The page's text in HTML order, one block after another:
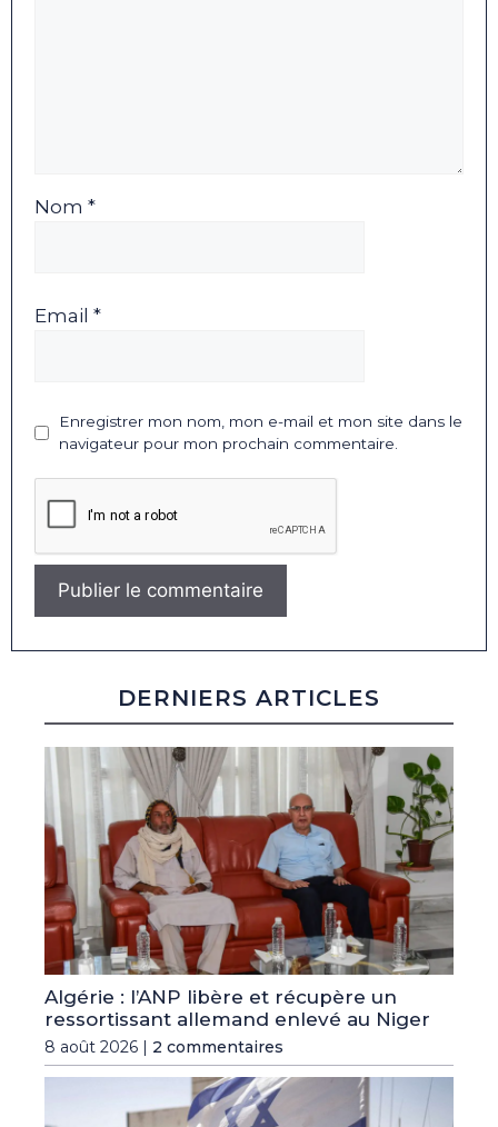
Nom *
Email *
Enregistrer mon nom, mon e-mail et mon site dans le
navigateur pour mon prochain commentaire.
DERNIERS ARTICLES
Algérie : l’ANP libère et récupère un
ressortissant allemand enlevé au Niger
8 août 2026 | 2 commentaires